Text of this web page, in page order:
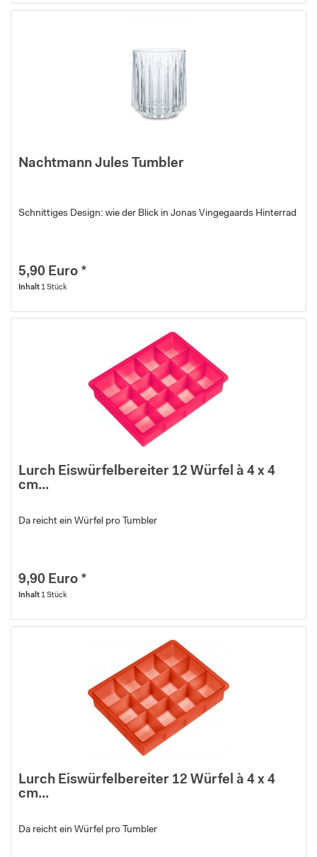
Nachtmann Jules Tumbler
Schnittiges Design: wie der Blick in Jonas Vingegaards Hinterrad
5,90 Euro *
Inhalt 1 Stück
Lurch Eiswürfelbereiter 12 Würfel à 4 x 4
cm...
Da reicht ein Würfel pro Tumbler
9,90 Euro *
Inhalt 1 Stück
Lurch Eiswürfelbereiter 12 Würfel à 4 x 4
cm...
Da reicht ein Würfel pro Tumbler